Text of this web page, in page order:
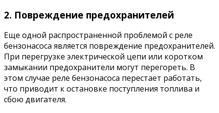
2. Повреждение предохранителей
Еще одной распространенной проблемой с реле
бензонасоса является повреждение предохранителей.
При перегрузке электрической цепи или коротком
замыкании предохранители могут перегореть. В
этом случае реле бензонасоса перестает работать,
что приводит к остановке поступления топлива и
сбою двигателя.